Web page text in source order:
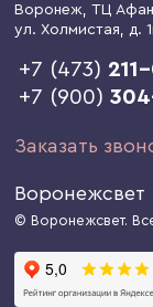
Воронеж, ТЦ
ул. Холмистая, д.
+7 (473)
+7 (900)
Заказать
Воронежсвет
© Воронежсвет.